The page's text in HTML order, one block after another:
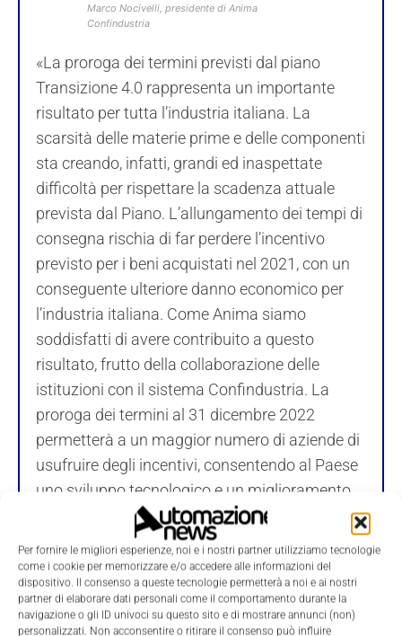
Per fornire le migliori esperienze, noi e i nostri partner utilizziamo tecnologie
come i cookie per memorizzare e/o accedere alle informazioni del
dispositivo. Il consenso a queste tecnologie permetterà a noi e ai nostri
partner di elaborare dati personali come il comportamento durante la
navigazione o gli ID univoci su questo sito e di mostrare annunci (non)
personalizzati. Non acconsentire o ritirare il consenso può influire
Marco Nocivelli, presidente di Anima
Confindustria
«La proroga dei termini previsti dal piano
Transizione 4.0 rappresenta un importante
risultato per tutta l’industria italiana. La
scarsità delle materie prime e delle componenti
sta creando, infatti, grandi ed inaspettate
difficoltà per rispettare la scadenza attuale
prevista dal Piano. L’allungamento dei tempi di
consegna rischia di far perdere l’incentivo
previsto per i beni acquistati nel 2021, con un
conseguente ulteriore danno economico per
l’industria italiana. Come Anima siamo
soddisfatti di avere contribuito a questo
risultato, frutto della collaborazione delle
istituzioni con il sistema Confindustria. La
proroga dei termini al 31 dicembre 2022
permetterà a un maggior numero di aziende di
usufruire degli incentivi, consentendo al Paese
uno sviluppo tecnologico e un miglioramento
dell’efficientamento energetico dei
Marco Nocivelli, presidente di Anima
Confindustria